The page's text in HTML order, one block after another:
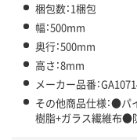
梱包数：1梱包
幅：500mm
奥行：500mm
高さ：8mm
メーカー品番：
その他商品仕様：●
樹脂+ガラス繊維布●